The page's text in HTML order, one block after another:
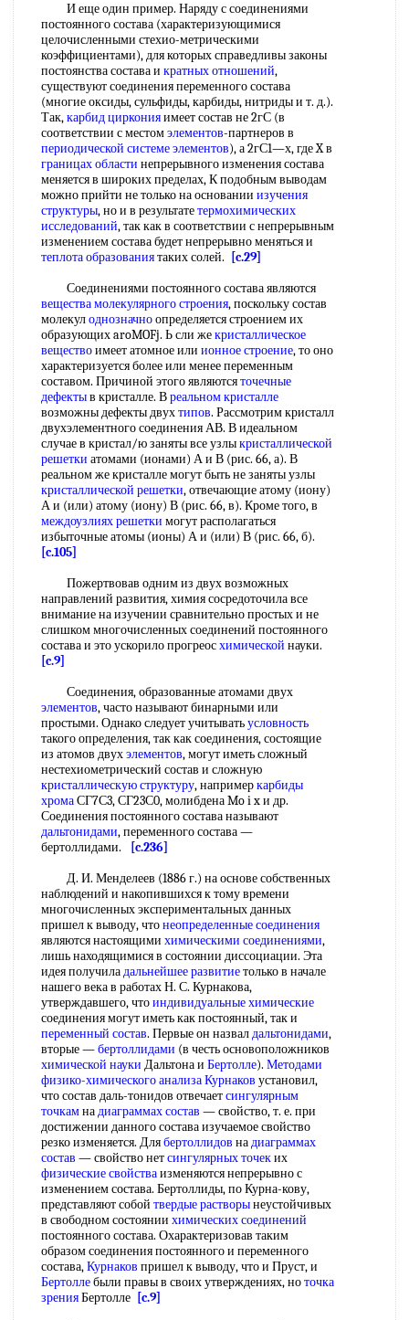
И еще один пример. Наряду с соединениями
постоянного состава (характеризующимися
целочисленными стехио-метрическими
коэффициентами), для которых справедливы законы
постоянства состава и кратных отношений,
существуют соединения переменного состава
(многие оксиды, сульфиды, карбиды, нитриды и т. д.).
Так,карбид цирконияимеет состав не 2гС (в
соответствии с местомэлементов-партнеров в
периодической системе элементов), а 2гС1—х, где X в
границах области непрерывного изменения состава
меняется в широких пределах, К подобным выводам
можно прийти не только на основании изучения
структуры, но и в результатетермохимических
исследований, так как в соответствии с непрерывным
изменением состава будет непрерывно меняться и
теплота образованиятаких солей.
[c.29]
Соединениями постоянного состава являются
вещества молекулярного строения, поскольку состав
молекулоднозначноопределяется строением их
образующих aroMOFj. Ь сли жекристаллическое
веществоимеет атомное или ионное строение, то оно
характеризуется более или менее переменным
составом. Причиной этого являютсяточечные
дефектыв кристалле. Вреальном кристалле
возможны дефекты двухтипов. Рассмотрим кристалл
двухэлементного соединения АВ. В идеальном
случае в кристал/ю заняты все узлыкристаллической
решетки атомами (ионами) А и В (рис. 66, а). В
реальном же кристалле могут быть не заняты узлы
кристаллической решетки, отвечающие атому (иону)
А и (или) атому (иону) В (рис. 66, в). Кроме того, в
междоузлиях решетки могут располагаться
избыточные атомы (ионы) А и (или) В (рис. 66, б).
[c.105]
Пожертвовав одним из двух возможных
направлений развития, химия сосредоточила все
внимание на изучении сравнительно простых и не
слишком многочисленных соединений постоянного
состава и это ускорило прогреосхимической науки.
[c.9]
Соединения, образованные атомами двух
элементов, часто называют бинарными или
простыми. Однако следует учитыватьусловность
такого определения, так как соединения, состоящие
из атомов двухэлементов, могут иметь сложный
нестехиометрический состав и сложную
кристаллическую структуру, напримеркарбиды
хромаСГ7С3, СГ23С0, молибдена Mo i x и др.
Соединения постоянного состава называют
дальтонидами, переменного состава —
бертоллидами.
[c.236]
Д. И. Менделеев (1886 г.) на основе собственных
наблюдений и накопившихся к тому времени
многочисленных экспериментальных данных
пришел к выводу, чтонеопределенные соединения
являются настоящими химическими соединениями,
лишь находящимися в состоянии диссоциации. Эта
идея получиладальнейшее развитиетолько в начале
нашего века в работах Н. С. Курнакова,
утверждавшего, чтоиндивидуальные химические
соединения могут иметь как постоянный, так и
переменный состав. Первые он назвалдальтонидами,
вторые —бертоллидами (в честь основоположников
химической науки Дальтона и Бертолле). Методами
физико-химического анализаКурнаков установил,
что состав даль-тонидов отвечаетсингулярным
точкамнадиаграммах состав — свойство, т. е. при
достижении данного состава изучаемое свойство
резко изменяется. Длябертоллидов надиаграммах
состав — свойство нетсингулярных точеких
физические свойстваизменяются непрерывно с
изменением состава. Бертоллиды, по Курна-кову,
представляют собой твердые растворынеустойчивых
в свободном состоянии химических соединений
постоянного состава. Охарактеризовав таким
образом соединения постоянного и переменного
состава,Курнаков пришел к выводу, что и Пруст, и
Бертоллебыли правы в своих утверждениях, ноточка
зренияБертолле [c.9]